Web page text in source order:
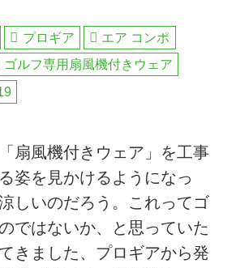
プロギア
エア コンポ
ゴルフ専用扇風機付きウェア
扇風機付きウェア」を工事
姿を見かけるようになっ
しいのだろう。これってゴ
ではないか、と思っていた
きました、プロギアから発